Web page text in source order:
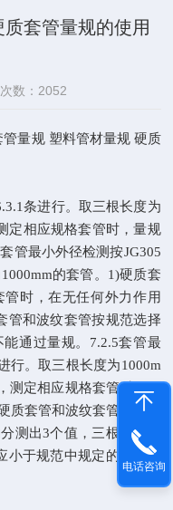
套管量规的使用
数：2052
量规 塑料管材量规 硬质
条进行。取三根长度为
定相应规格套管时，量规
套管最小外径检测按JG305
1000mm的套管。 1)硬质套
时，在无任何外力作用
管和波纹套管按规范选择
通过量规。 7.2.5套管最
行。取三根长度为1000m
测定相应规格套管时，量
质套管和波纹套管用游标
测出3个值，三根套管共
小于规范中规定的最小内
电话咨询